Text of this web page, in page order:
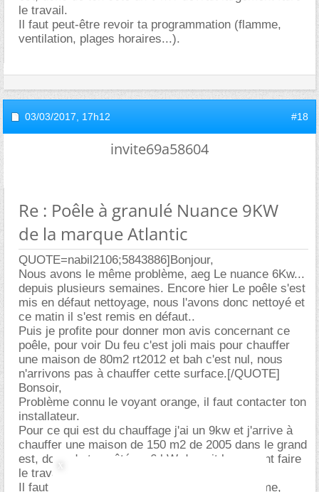
le travail.
Il faut peut-être revoir ta programmation (flamme,
ventilation, plages horaires...).
03/03/2017, 17h12 #18
invite69a58604
Re : Poêle à granulé Nuance 9KW
de la marque Atlantic
QUOTE=nabil2106;5843886]Bonjour,
Nous avons le même problème, aeg Le nuance 6Kw...
depuis plusieurs semaines. Encore hier Le poêle s'est
mis en défaut nettoyage, nous l'avons donc nettoyé et
ce matin il s'est remis en défaut..
Puis je profite pour donner mon avis concernant ce
poêle, pour voir Du feu c'est joli mais pour chauffer
une maison de 80m2 rt2012 et bah c'est nul, nous
n'arrivons pas à chauffer cette surface.[/QUOTE]
Bonsoir,
Problème connu le voyant orange, il faut contacter ton
installateur.
Pour ce qui est du chauffage j'ai un 9kw et j'arrive à
chauffer une maison de 150 m2 de 2005 dans le grand
est, donc de ton côté un 6 kW devrait largement faire
le travail.
Il faut peut-être revoir ta programmation (flamme,